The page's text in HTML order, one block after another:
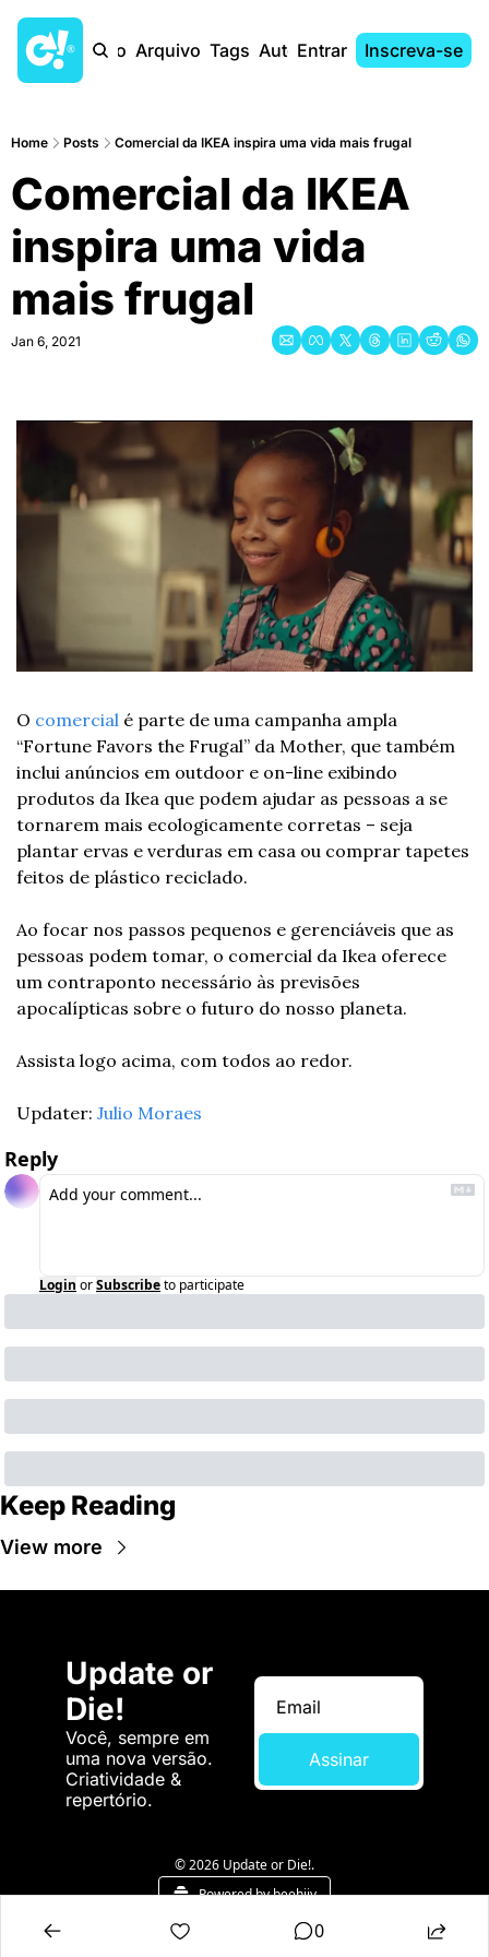
Início Arquivo Tags AutoresEntrar Inscreva-se
Home Posts Comercial da IKEA inspira uma vida mais frugal
Comercial da IKEA
inspira uma vida
mais frugal
Jan 6, 2021
O comercial é parte de uma campanha ampla
“Fortune Favors the Frugal” da Mother, que também
inclui anúncios em outdoor e on-line exibindo
produtos da Ikea que podem ajudar as pessoas a se
tornarem mais ecologicamente corretas – seja
plantar ervas e verduras em casa ou comprar tapetes
feitos de plástico reciclado.
Ao focar nos passos pequenos e gerenciáveis que as
pessoas podem tomar, o comercial da Ikea oferece
um contraponto necessário às previsões
apocalípticas sobre o futuro do nosso planeta.
Assista logo acima, com todos ao redor.
Updater: Julio Moraes
Reply
Login orSubscribeto participate
Keep Reading
View more
Update or
Die!
Você, sempre em
uma nova versão.
Criatividade &
repertório.
Assinar
© 2026 Update or Die!.
Powered by beehiiv
0